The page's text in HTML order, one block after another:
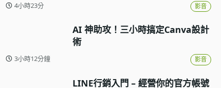
4小時23分 影音
AI 神助攻！三小時搞定Canva設計
術
3小時12分鐘 影音
LINE行銷入門 – 經營你的官方帳號